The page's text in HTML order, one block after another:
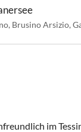
, Brusino Arsizio,
im